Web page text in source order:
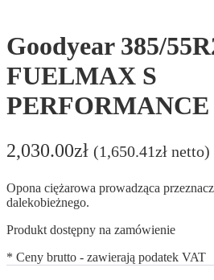
Goodyear 385/
FUELMAX S
PERFORMANCE
2,030.00zł (1,650.41zł netto)
Opona ciężarowa prowadząca
dalekobieżnego.
Produkt dostępny na zamówienie
* Ceny brutto - zawierają podatek VAT